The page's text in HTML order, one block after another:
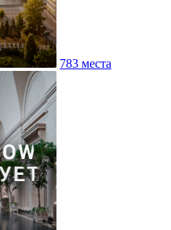
783 места